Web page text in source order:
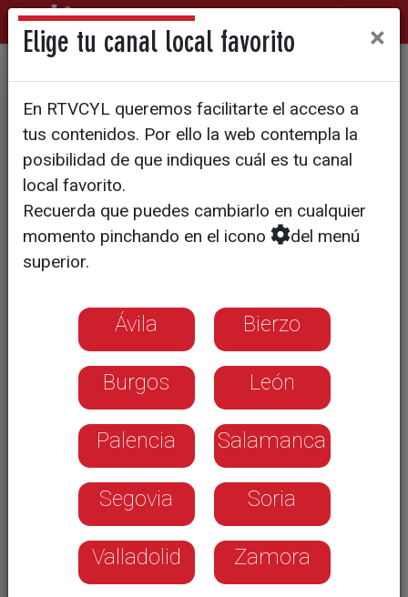
Dos jubilados descubren
unas pinturas murales del
Siglo XVII en la ermita de
Hontoria, Segovia
algunos dibujos, nadie se esperaba
que todo el interior del templo
estuviese decorado.
Elige tu canal local favorito ×
En RTVCYL queremos facilitarte el acceso a
tus contenidos. Por ello la web contempla la
posibilidad de que indiques cuál es tu canal
local favorito.
Recuerda que puedes cambiarlo en cualquier
momento pinchando en el icono
del menú
superior.
Ávila Bierzo
Burgos León
Palencia Salamanca
Segovia Soria
Valladolid Zamora